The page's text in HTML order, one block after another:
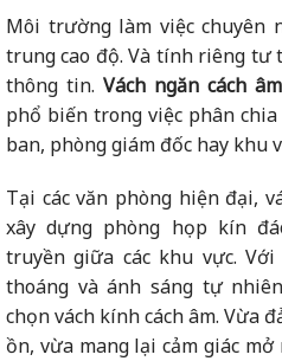
Môi trường làm việc chuyên
trung cao độ. Và tính riêng tư
thông tin. Vách ngăn cách
phổ biến trong việc phân
ban, phòng giám đốc hay khu
Tại các văn phòng hiện đại,
xây dựng phòng họp kín
truyền giữa các khu vực.
thoáng và ánh sáng tự
chọn vách kính cách âm. Vừa
ồn, vừa mang lại cảm giác